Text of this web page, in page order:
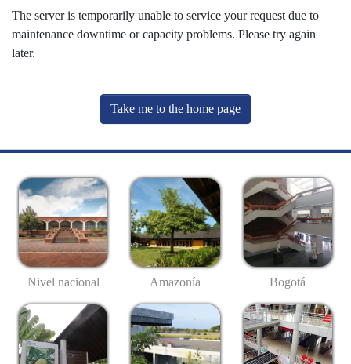
The server is temporarily unable to service your request due to
maintenance downtime or capacity problems. Please try again
later.
Take me to the home page
Nivel nacional Amazonía Bogotá